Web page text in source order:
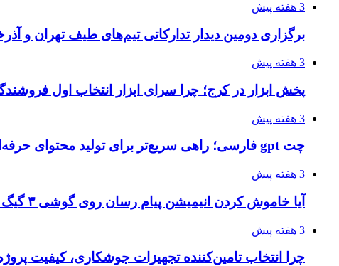
3 هفته پیش
برگزاری دومین دیدار تدارکاتی تیم‌های طیف تهران و
3 هفته پیش
پخش ابزار در کرج؛ چرا سرای ابزار انتخاب اول
3 هفته پیش
چت gpt فارسی؛ راهی سریع‌تر برای تولید محتوای حرفه‌ای و بازاریابی هوشمند
3 هفته پیش
آیا خاموش کردن انیمیشن پیام رسان روی گوشی ۳ گیگ رم واقعا اثر دارد؟ یک آزمون خانگی
3 هفته پیش
چرا انتخاب تامین‌کننده تجهیزات جوشکاری، کیفیت